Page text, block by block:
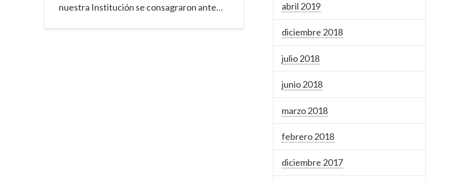
nuestra Institución se consagraron ante…
abril 2019
diciembre 2018
julio 2018
junio 2018
marzo 2018
febrero 2018
diciembre 2017